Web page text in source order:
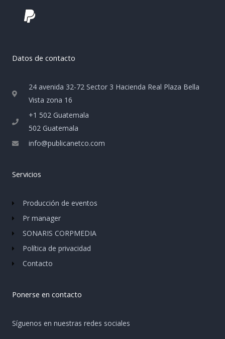
Datos de contacto
24 avenida 32-72 Sector 3 Hacienda Real Plaza Bella
Vista zona 16
+1 502 Guatemala
502 Guatemala
info@publicanetco.com
Servicios
Producción de eventos
Pr manager
SONARIS CORPMEDIA
Política de privacidad
Contacto
Ponerse en contacto
Síguenos en nuestras redes sociales